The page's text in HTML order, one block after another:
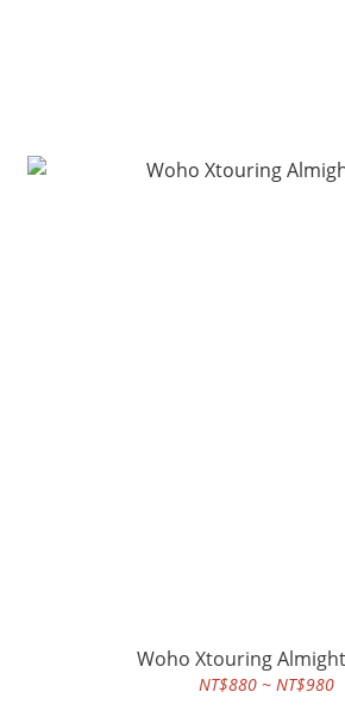
Woho Xtouring
NT$880 ~ NT$980